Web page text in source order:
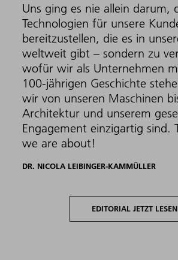
Uns ging es nie allein darum,
Technologien für unsere
bereitzustellen, die es in
weltweit gibt – sondern zu
wofür wir als Unternehmen
100-jährigen Geschichte
wir von unseren Maschinen
Architektur und unserem
Engagement einzigartig sind.
we are about!
DR. NICOLA LEIBINGER-KAMMÜLLER
EDITORIAL JETZT LESEN